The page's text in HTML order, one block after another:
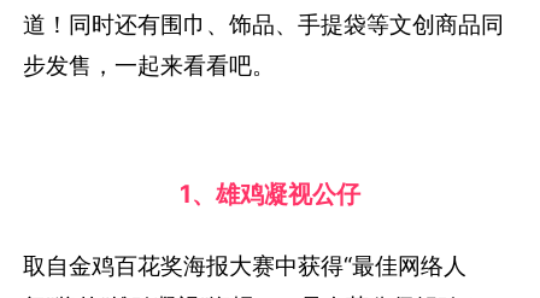
道！同时还有围巾、饰品、手提袋等文创商品同
步发售，一起来看看吧。
1、雄鸡凝视公仔
取自金鸡百花奖海报大赛中获得“最佳网络人